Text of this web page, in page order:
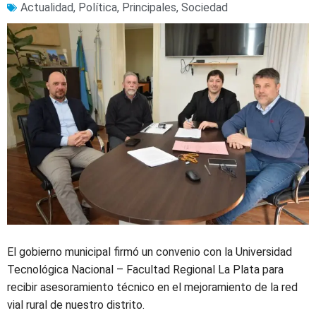
Actualidad, Política, Principales, Sociedad
El gobierno municipal firmó un convenio con la Universidad
Tecnológica Nacional – Facultad Regional La Plata para
recibir asesoramiento técnico en el mejoramiento de la red
vial rural de nuestro distrito.